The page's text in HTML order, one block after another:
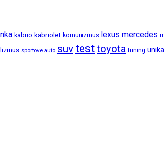
kabrio kabriolet komunizmus lexus mercedes
sportove auto suv testtoyota tuning